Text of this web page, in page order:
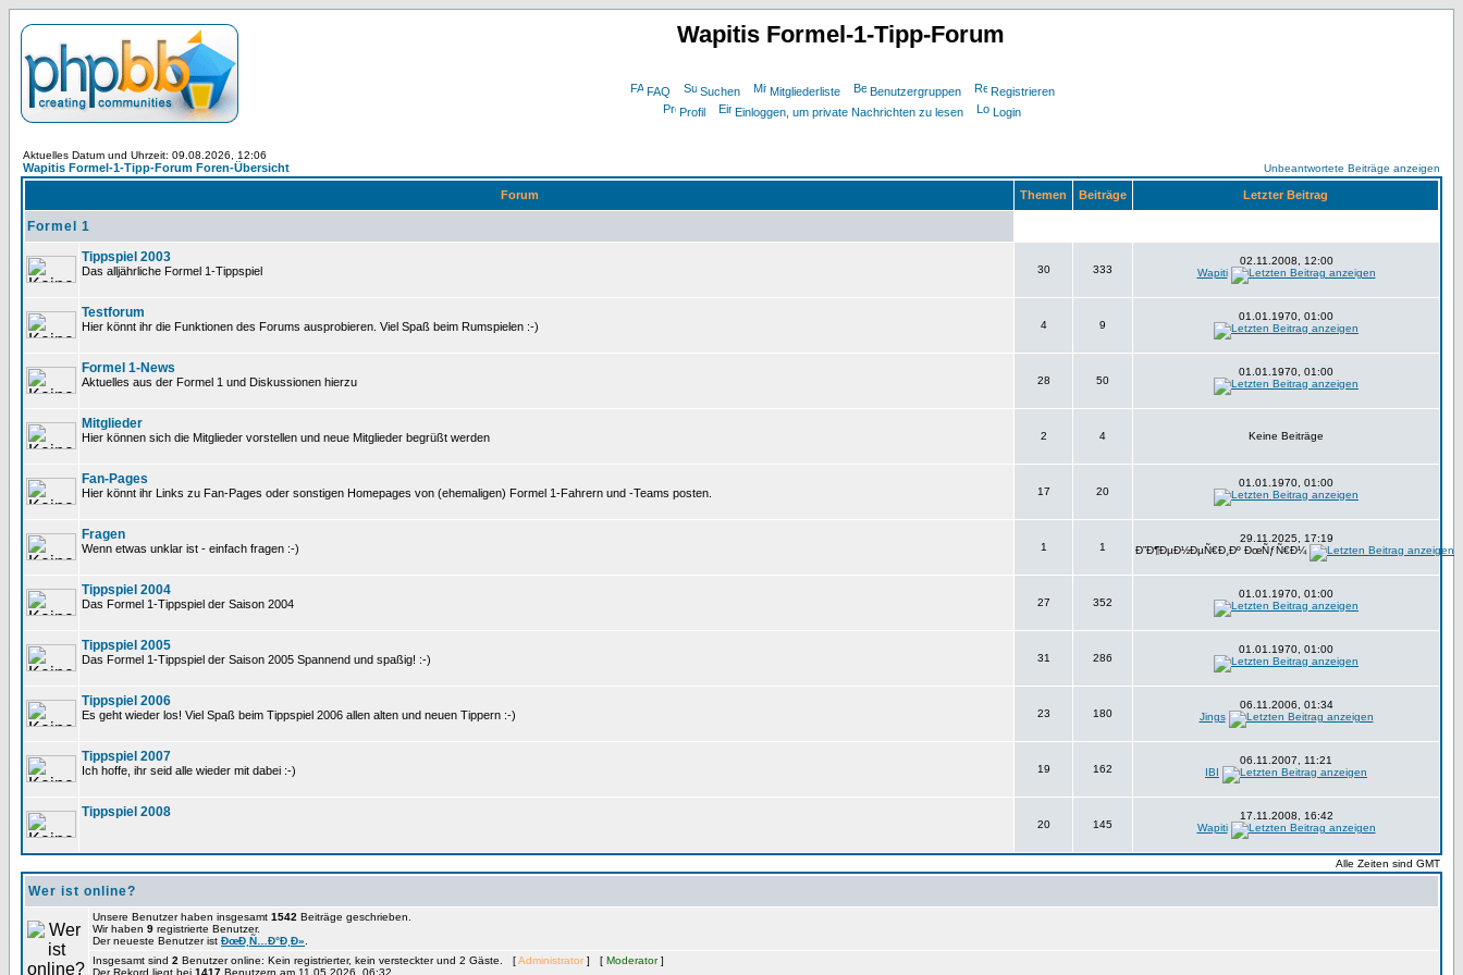
Wapitis Formel-1-Tipp-Forum
FAQ Suchen Mitgliederliste Benutzergruppen
Registrieren
Profil
Einloggen, um private Nachrichten zu lesen Login
Aktuelles Datum und Uhrzeit: 09.08.2026, 12:06
Wapitis Formel-1-Tipp-Forum Foren-Übersicht Unbeantwortete Beiträge anzeigen
Forum Themen Beiträge Letzter Beitrag
Formel 1
Tippspiel 2003
Das alljährliche Formel 1-Tippspiel 30 333
02.11.2008, 12:00
Wapiti
Testforum
Hier könnt ihr die Funktionen des Forums ausprobieren. Viel Spaß beim Rumspielen :-) 4 9
01.01.1970, 01:00
Formel 1-News
Aktuelles aus der Formel 1 und Diskussionen hierzu 28 50
01.01.1970, 01:00
Mitglieder
Hier können sich die Mitglieder vorstellen und neue Mitglieder begrüßt werden 2 4 Keine Beiträge
Fan-Pages
Hier könnt ihr Links zu Fan-Pages oder sonstigen Homepages von (ehemaligen) Formel 1-Fahrern und -Teams posten. 17 20
01.01.1970, 01:00
Fragen
Wenn etwas unklar ist - einfach fragen :-) 1 1
29.11.2025, 17:19
Ð”Ð¶ÐµÐ½ÐµÑ€Ð¸Ðº ÐœÑƒÑ€Ð¼
Tippspiel 2004
Das Formel 1-Tippspiel der Saison 2004 27 352
01.01.1970, 01:00
Tippspiel 2005
Das Formel 1-Tippspiel der Saison 2005 Spannend und spaßig! :-) 31 286
01.01.1970, 01:00
Tippspiel 2006
Es geht wieder los! Viel Spaß beim Tippspiel 2006 allen alten und neuen Tippern :-) 23 180
06.11.2006, 01:34
Jings
Tippspiel 2007
Ich hoffe, ihr seid alle wieder mit dabei :-) 19 162
06.11.2007, 11:21
IBI
Tippspiel 2008
20 145
17.11.2008, 16:42
Wapiti
Alle Zeiten sind GMT
Wer ist online?
Unsere Benutzer haben insgesamt 1542 Beiträge geschrieben.
Wir haben 9 registrierte Benutzer.
Der neueste Benutzer ist ÐœÐ¸Ñ…Ð°Ð¸Ð»
Insgesamt sind 2 Benutzer online: Kein registrierter, kein versteckter und 2 Gäste. [Administrator ] [ Moderator]
Der Rekord liegt bei 1417 Benutzern am 11.05.2026, 06:32.